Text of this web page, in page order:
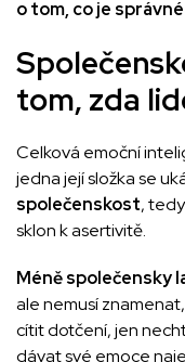
o tom, co je
tom, zda
Celková emoční
jedna její složka se
společenskost,
sklon k asertivitě.
Méně společensky
ale nemusí
cítit dotčení, jen
dávat své emoce